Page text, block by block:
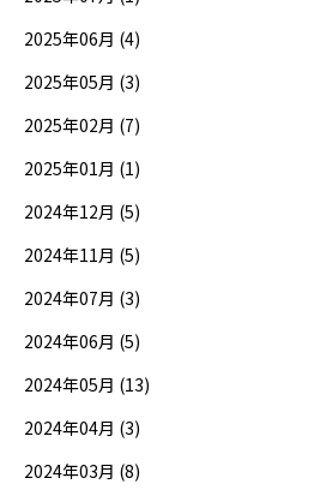
2025年06月 (4)
2025年05月 (3)
2025年02月 (7)
2025年01月 (1)
2024年12月 (5)
2024年11月 (5)
2024年07月 (3)
2024年06月 (5)
2024年05月 (13)
2024年04月 (3)
2024年03月 (8)